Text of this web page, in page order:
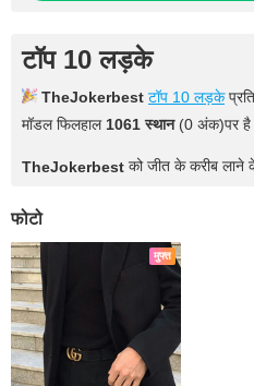
टॉप 10 लड़के
TheJokerbest टॉप 10 लड़के
मॉडल फिलहाल 1061 स्थान(0 अंक)पर
TheJokerbest को जीत के करीब लाने
फोटो
मुफ्त